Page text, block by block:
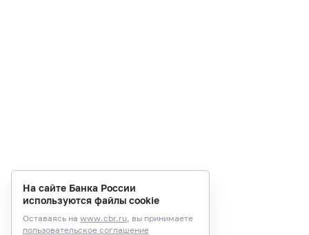
На сайте Банка России
используются файлы cookie
Оставаясь на www.cbr.ru, вы принимаете
пользовательское соглашение